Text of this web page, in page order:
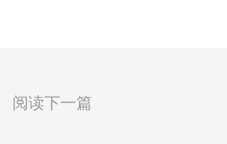
阅读下一篇